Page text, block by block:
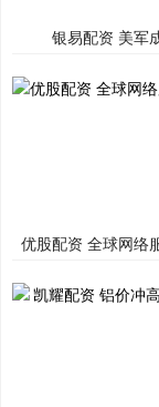
银易配资 美军
优股配资 全球网络